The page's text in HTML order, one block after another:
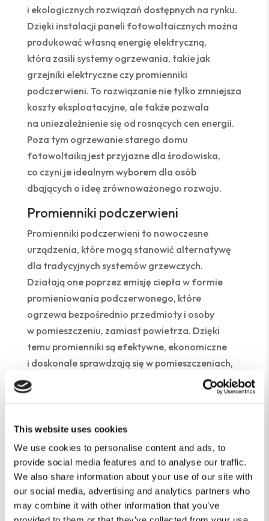
This website uses cookies
We use cookies to personalise content and ads, to
provide social media features and to analyse our traffic.
We also share information about your use of our site with
our social media, advertising and analytics partners who
may combine it with other information that you’ve
i ekologicznych rozwiązań dostępnych na rynku.
Dzięki instalacji paneli fotowoltaicznych można
produkować własną energię elektryczną,
która zasili systemy ogrzewania, takie jak
grzejniki elektryczne czy promienniki
podczerwieni. To rozwiązanie nie tylko zmniejsza
koszty eksploatacyjne, ale także pozwala
na uniezależnienie się od rosnących cen energii.
Poza tym ogrzewanie starego domu
fotowoltaiką jest przyjazne dla środowiska,
co czyni je idealnym wyborem dla osób
dbających o ideę zrównoważonego rozwoju.
Promienniki podczerwieni
Promienniki podczerwieni to nowoczesne
urządzenia, które mogą stanowić alternatywę
dla tradycyjnych systemów grzewczych.
Działają one poprzez emisję ciepła w formie
promieniowania podczerwonego, które
ogrzewa bezpośrednio przedmioty i osoby
w pomieszczeniu, zamiast powietrza. Dzięki
temu promienniki są efektywne, ekonomiczne
i doskonale sprawdzają się w pomieszczeniach,
które wymagają szybkiego nagrzewania.
Ogrzewanie gazowe jest często rozważane
efektywność i stosunkowo niskie koszty
eksploatacji. W przypadku dobrze
zaizolowanych budynków gaz może być
wydajnym źródłem ciepła, zwłaszcza